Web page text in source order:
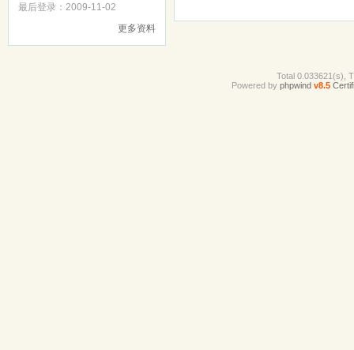
最后登录：2009-11-02
更多资料
Total 0.033621(s),
Powered by phpwind v8.5